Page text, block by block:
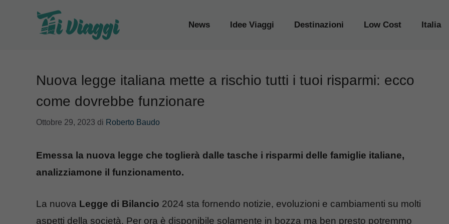
News Idee Viaggi Destinazioni Low Cost Italia
Nuova legge italiana mette a rischio tutti i tuoi risparmi: ecco
come dovrebbe funzionare
Ottobre 29, 2023 di Roberto Baudo
Emessa la nuova legge che toglierà dalle tasche i risparmi delle famiglie italiane,
analizziamone il funzionamento.
La nuova Legge di Bilancio 2024 sta fornendo notizie, evoluzioni e cambiamenti su molti
aspetti della società. Per ora è disponibile solamente in bozza ma ben presto potremmo